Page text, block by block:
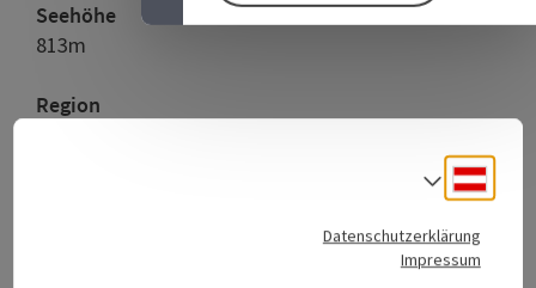
Seehöhe
813m
Region
Datenschutzerklärung
Impressum